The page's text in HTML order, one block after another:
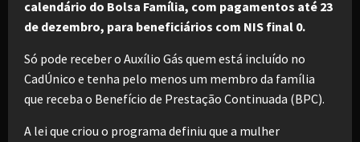
calendário do Bolsa Família, com pagamentos até 23
de dezembro, para beneficiários com NIS final 0.
Só pode receber o Auxílio Gás quem está incluído no
CadÚnico e tenha pelo menos um membro da família
que receba o Benefício de Prestação Continuada (BPC).
A lei que criou o programa definiu que a mulher